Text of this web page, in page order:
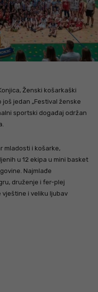
Ženski košarkaški
još jedan „Festival ženske
sportski događaj održan
mladosti i košarke,
u 12 ekipa u mini basket
Najmlađe
druženje i fer-plej
i veliku ljubav